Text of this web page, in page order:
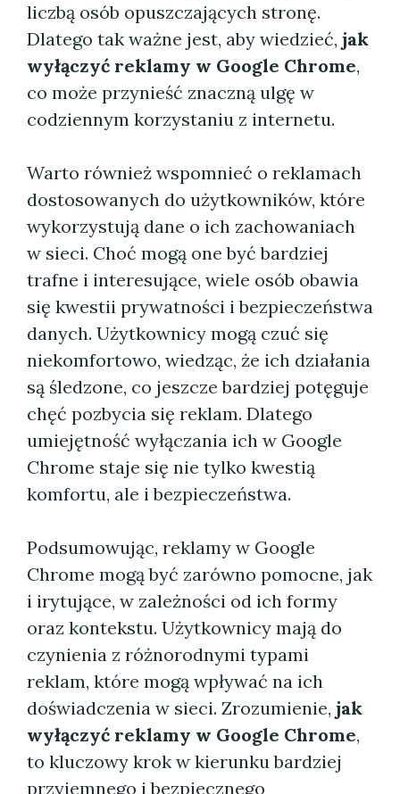
liczbą osób opuszczających stronę.
Dlatego tak ważne jest, aby wiedzieć, jak
wyłączyć reklamy w Google Chrome,
co może przynieść znaczną ulgę w
codziennym korzystaniu z internetu.
Warto również wspomnieć o reklamach
dostosowanych do użytkowników, które
wykorzystują dane o ich zachowaniach
w sieci. Choć mogą one być bardziej
trafne i interesujące, wiele osób obawia
się kwestii prywatności i bezpieczeństwa
danych. Użytkownicy mogą czuć się
niekomfortowo, wiedząc, że ich działania
są śledzone, co jeszcze bardziej potęguje
chęć pozbycia się reklam. Dlatego
umiejętność wyłączania ich w Google
Chrome staje się nie tylko kwestią
komfortu, ale i bezpieczeństwa.
Podsumowując, reklamy w Google
Chrome mogą być zarówno pomocne, jak
i irytujące, w zależności od ich formy
oraz kontekstu. Użytkownicy mają do
czynienia z różnorodnymi typami
reklam, które mogą wpływać na ich
doświadczenia w sieci. Zrozumienie, jak
wyłączyć reklamy w Google Chrome,
to kluczowy krok w kierunku bardziej
przyjemnego i bezpiecznego